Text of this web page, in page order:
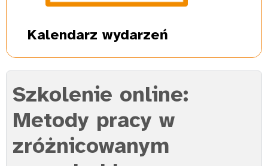
Kalendarz wydarzeń
Szkolenie online:
Metody pracy w
zróżnicowanym